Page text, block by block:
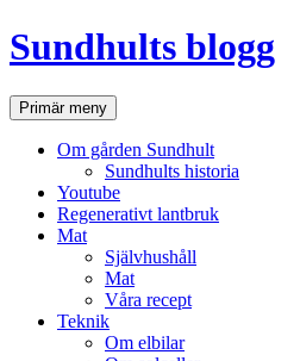
Hoppa
till
Sundhults blogg
SökPrimär meny
Om gården Sundhult
Sundhults historia
Youtube
Regenerativt lantbruk
Mat
Självhushåll
Mat
Våra recept
Teknik
Om elbilar